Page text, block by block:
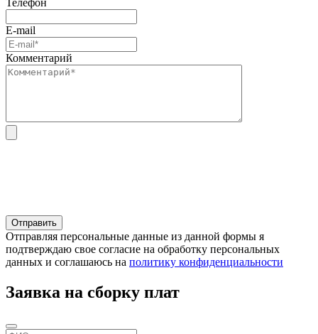
Телефон
E-mail
Комментарий
Отправляя персональные данные из данной формы я
подтверждаю свое согласие на обработку персональных
данных и соглашаюсь на политику конфиденциальности
Заявка на сборку плат